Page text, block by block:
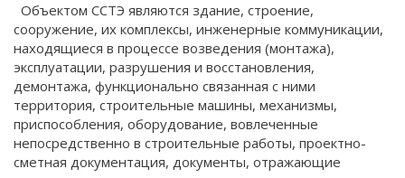
Объектом ССТЭ являются здание, строение,
сооружение, их комплексы, инженерные коммуникации,
находящиеся в процессе возведения (монтажа),
эксплуатации, разрушения и восстановления,
демонтажа, функционально связанная с ними
территория, строительные машины, механизмы,
приспособления, оборудование, вовлеченные
непосредственно в строительные работы, проектно-
сметная документация, документы, отражающие